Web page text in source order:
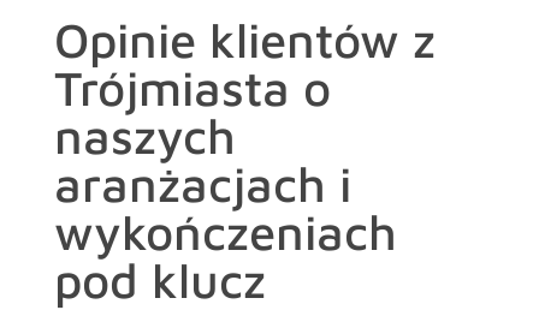
Opinie klientów z
Trójmiasta o
naszych
aranżacjach i
wykończeniach
pod klucz